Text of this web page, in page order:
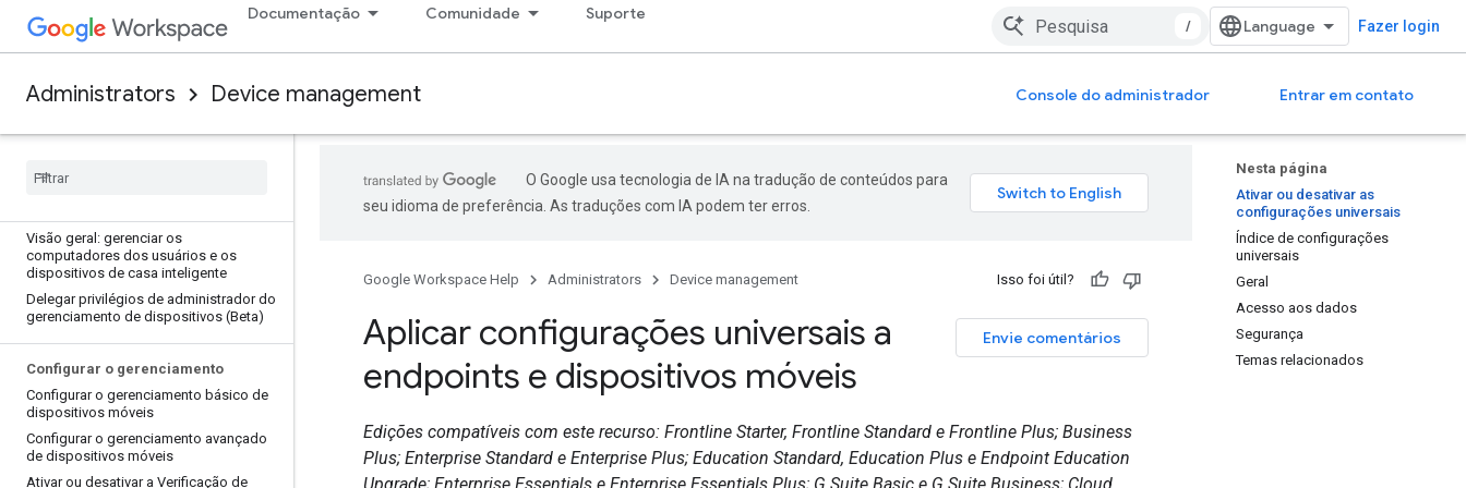
Documentação Comunidade Suporte
/ Fazer login
Administrators Device management Console do administrador Entrar em contato
Comparar os conjuntos de recursos de
gerenciamento de endpoints do
Requisitos do dispositivo para o
gerenciamento de dispositivos
Visão geral: gerenciar os
computadores dos usuários e os
dispositivos de casa inteligente
Delegar privilégios de administrador do
gerenciamento de dispositivos (Beta)
Configurar o gerenciamento
Configurar o gerenciamento básico de
dispositivos móveis
Configurar o gerenciamento avançado
de dispositivos móveis
Ativar ou desativar a Verificação de
Nesta página
Ativar ou desativar as
configurações universais
Índice de configurações
universais
Geral
Acesso aos dados
Segurança
Temas relacionados
O Google usa tecnologia de IA na tradução de conteúdos para
seu idioma de preferência. As traduções com IA podem ter erros.
Google Workspace Help Administrators Device management Isso foi útil?
Envie comentários
Aplicar configurações universais a
endpoints e dispositivos móveis
Edições compatíveis com este recurso: Frontline Starter, Frontline Standard e Frontline Plus; Business
Plus; Enterprise Standard e Enterprise Plus; Education Standard, Education Plus e Endpoint Education